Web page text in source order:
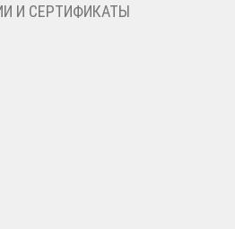
И СЕРТИФИКАТЫ